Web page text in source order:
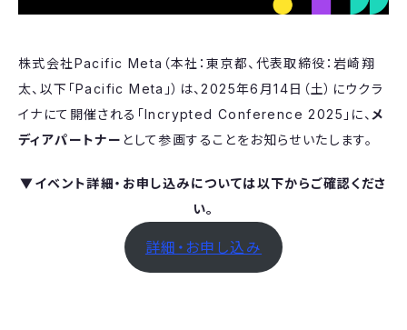
株式会社Pacific Meta（本社：東京都、代表取締役：岩崎翔
太、以下「Pacific Meta」）は、2025年6月14日（土）にウクラ
イナにて開催される「Incrypted Conference 2025」に、 メ
ディアパートナー として参画することをお知らせいたします。
▼イベント詳細・お申し込みについては以下からご確認くださ
い。
詳細・お申し込み